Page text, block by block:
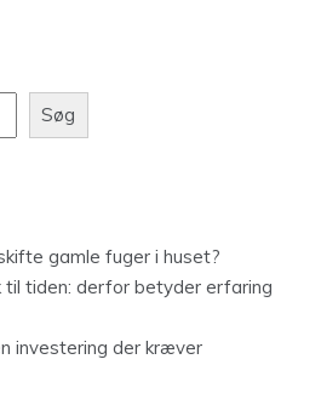
Søg
gamle fuger i huset?
tiden: derfor betyder erfaring
investering der kræver